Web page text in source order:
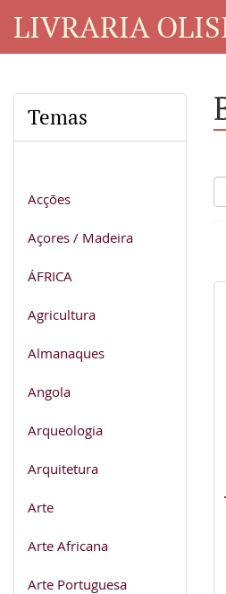
LIVRARIA
Temas
Acções
Açores / Madeira
ÁFRICA
Agricultura
Almanaques
Angola
Arqueologia
Arquitetura
Arte
Arte Africana
Arte Portuguesa